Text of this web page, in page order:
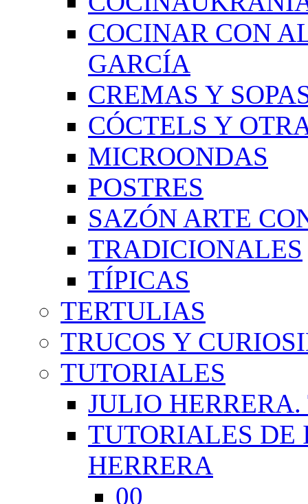
COCINAR CON
GARCÍA
CREMAS Y
CÓCTELS Y
MICROONDAS
POSTRES
SAZÓN ARTE
TRADICIONALES
TÍPICAS
TERTULIAS
TRUCOS Y
TUTORIALES
JULIO
TUTORIALES DE
HERRERA
00